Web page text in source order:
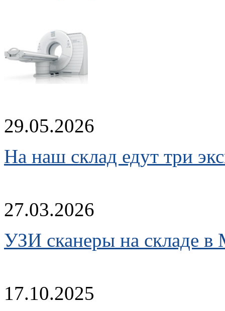
29.05.2026
На наш склад едут три
27.03.2026
УЗИ сканеры на складе в
17.10.2025